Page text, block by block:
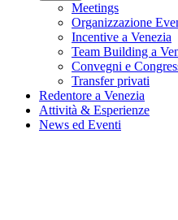
Meetings
Organizzazione
Incentive a Venezia
Team Building a
Convegni e
Transfer privati
Redentore a Venezia
Attività & Esperienze
News ed Eventi